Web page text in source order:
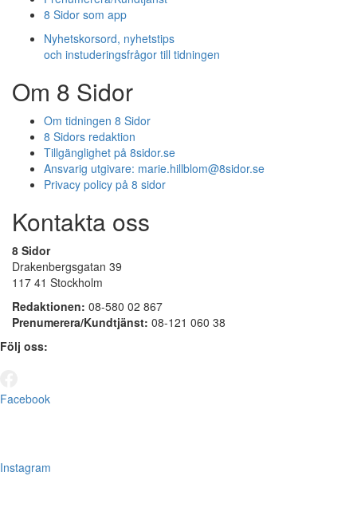
8 Sidor som app
Nyhetskorsord, nyhetstips
och instuderingsfrågor till tidningen
Om 8 Sidor
Om tidningen 8 Sidor
8 Sidors redaktion
Tillgänglighet på 8sidor.se
Ansvarig utgivare: marie.hillblom@8sidor.se
Privacy policy på 8 sidor
Kontakta oss
8 Sidor
Drakenbergsgatan 39
117 41 Stockholm
Redaktionen: 08-580 02 867
Prenumerera/Kundtjänst: 08-121 060 38
Följ oss:
Facebook
Instagram